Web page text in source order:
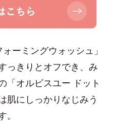
ーミングウォッシュ」
っきりとオフでき、み
「オルビスユー ドット
肌にしっかりなじみう